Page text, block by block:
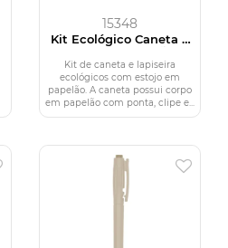
15348
Kit Ecológico Caneta e
Kit de caneta e lapiseira
ecológicos com estojo em
papelão. A caneta possui corpo
em papelão com ponta, clipe e...